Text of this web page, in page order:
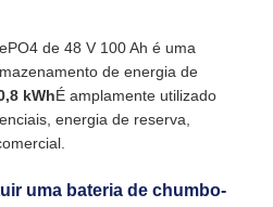
de 48 V 100 Ah é uma
de energia de
kWhÉ amplamente utilizado
energia de reserva,
uma bateria de chumbo-